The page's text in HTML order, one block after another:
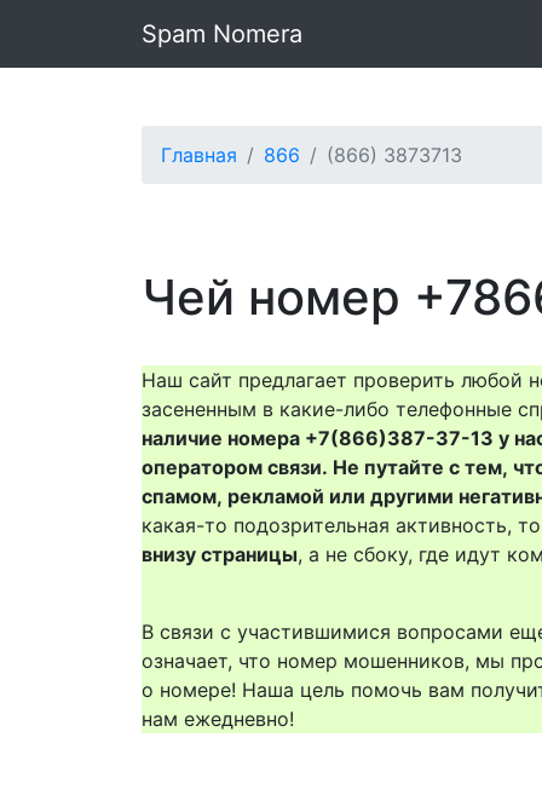
Spam Nomera
Главная 866 (866) 3873713
Чей номер
Наш сайт предлагает проверить любой
засененным в какие-либо телефонные
наличие номера +7(866)387-37-13 у
оператором связи. Не путайте с тем,
спамом, рекламой или другими
какая-то подозрительная активность,
внизу страницы, а не сбоку, где идут
В связи с участившимися вопросами
означает, что номер мошенников, мы
о номере! Наша цель помочь вам
нам ежедневно!